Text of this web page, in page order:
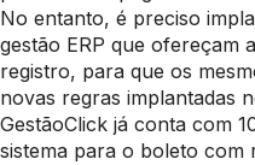
No entanto, é preciso
gestão ERP que ofereçam
registro, para que os
novas regras implantadas
GestãoClick já conta com
sistema para o boleto com